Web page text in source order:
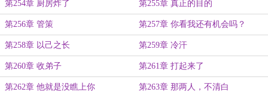
第254章 厨房炸了 第255章 真正的目的
第256章 管策 第257章 你看我还有机会吗？
第258章 以己之长 第259章 冷汗
第260章 收弟子 第261章 打起来了
第262章 他就是没瞧上你 第263章 那两人，不清白